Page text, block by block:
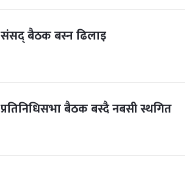
संसद् बैठक बस्न ढिलाइ
प्रतिनिधिसभा बैठक बस्दै नबसी स्थगित